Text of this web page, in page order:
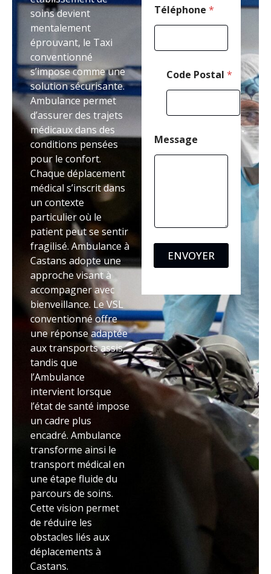
soins devient
mentalement
éprouvant, le Taxi
conventionné
s’impose comme une
solution sécurisante.
Ambulance permet
d’assurer des trajets
médicaux dans des
conditions pensées
pour le confort.
Chaque déplacement
médical s’inscrit dans
un contexte
particulier où le
patient peut se sentir
fragilisé. Ambulance à
Castans adopte une
approche visant à
accompagner avec
bienveillance. Le VSL
conventionné offre
une réponse adaptée
aux transports assis,
tandis que
l’Ambulance
intervient lorsque
l’état de santé impose
un cadre plus
encadré. Ambulance
transforme ainsi le
transport médical en
une étape fluide du
parcours de soins.
Cette vision permet
de réduire les
obstacles liés aux
déplacements à
Castans.
Téléphone *
Code Postal *
Message
ENVOYER